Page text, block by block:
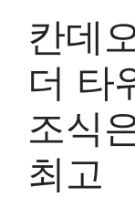
칸데
더 타
조식
최고